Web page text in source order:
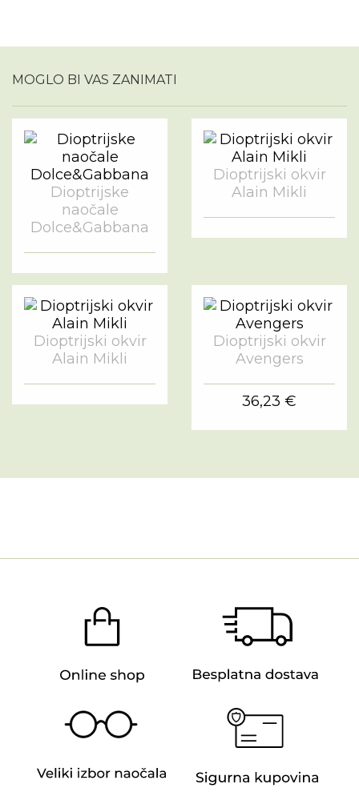
MOGLO BI VAS ZANIMATI
Dioptrijske
naočale
Dolce&Gabbana
Dioptrijski okvir
Alain Mikli
Dioptrijski okvir
Alain Mikli
Dioptrijski okvir
Avengers
36,23 €